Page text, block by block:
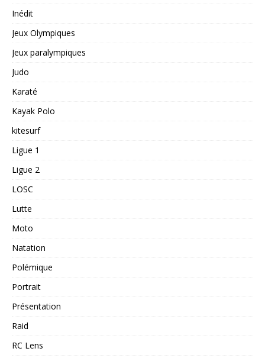
Inédit
Jeux Olympiques
Jeux paralympiques
Judo
Karaté
Kayak Polo
kitesurf
Ligue 1
Ligue 2
LOSC
Lutte
Moto
Natation
Polémique
Portrait
Présentation
Raid
RC Lens